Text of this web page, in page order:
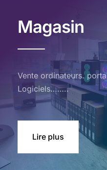
Magasin
Vente ordinateurs.
Logiciels……..
Lire plus